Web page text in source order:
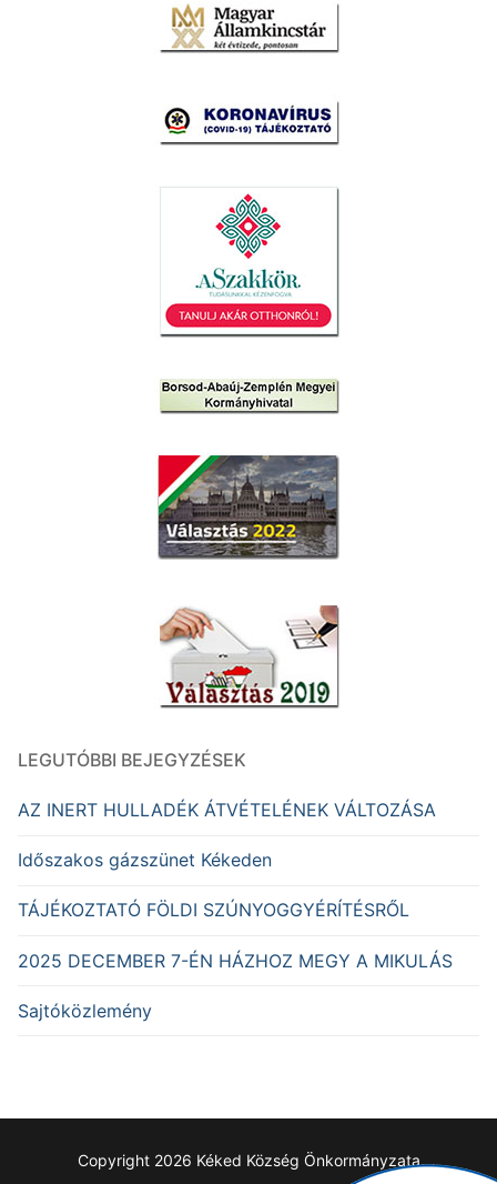
LEGUTÓBBI BEJEGYZÉSEK
AZ INERT HULLADÉK ÁTVÉTELÉNEK VÁLTOZÁSA
Időszakos gázszünet Kékeden
TÁJÉKOZTATÓ FÖLDI SZÚNYOGGYÉRÍTÉSRŐL
2025 DECEMBER 7-ÉN HÁZHOZ MEGY A MIKULÁS
Sajtóközlemény
Copyright 2026 Kéked Község Önkormányzata